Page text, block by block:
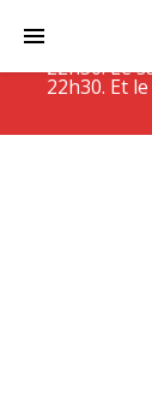
Le
lundi au
22h30. Le
22h30. Et